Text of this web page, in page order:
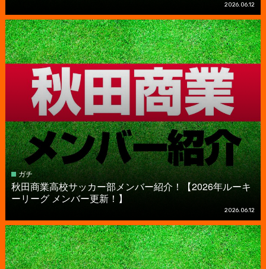
2026.06.12
ガチ
秋田商業高校サッカー部メンバー紹介！【2026年ルーキ
ーリーグ メンバー更新！】
2026.06.12